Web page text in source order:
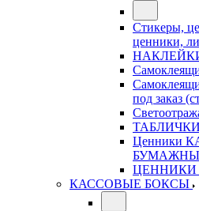
Стикеры,
ценники,
НАКЛЕЙКИ
под заказ
ТАБЛИЧКИ
Ценники
ЦЕННИКИ
КАССОВЫЕ БОКСЫ